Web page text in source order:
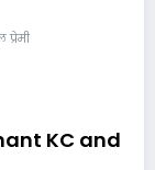
प्रेमी
KC and